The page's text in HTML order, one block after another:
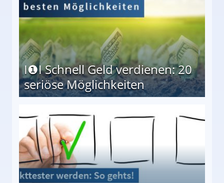
I❶I Schnell Geld verdienen: 20
seriöse Möglichkeiten